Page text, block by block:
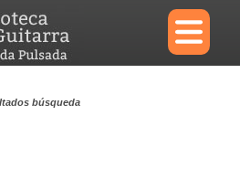
×
búsqueda